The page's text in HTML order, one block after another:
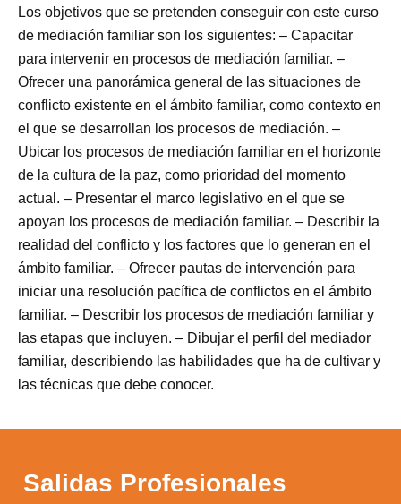
Los objetivos que se pretenden conseguir con este curso
de mediación familiar son los siguientes: – Capacitar
para intervenir en procesos de mediación familiar. –
Ofrecer una panorámica general de las situaciones de
conflicto existente en el ámbito familiar, como contexto en
el que se desarrollan los procesos de mediación. –
Ubicar los procesos de mediación familiar en el horizonte
de la cultura de la paz, como prioridad del momento
actual. – Presentar el marco legislativo en el que se
apoyan los procesos de mediación familiar. – Describir la
realidad del conflicto y los factores que lo generan en el
ámbito familiar. – Ofrecer pautas de intervención para
iniciar una resolución pacífica de conflictos en el ámbito
familiar. – Describir los procesos de mediación familiar y
las etapas que incluyen. – Dibujar el perfil del mediador
familiar, describiendo las habilidades que ha de cultivar y
las técnicas que debe conocer.
Salidas Profesionales